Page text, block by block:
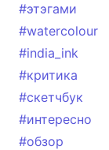
#этэгами
#watercolour
#india_ink
#критика
#скетчбук
#интересно
#обзор